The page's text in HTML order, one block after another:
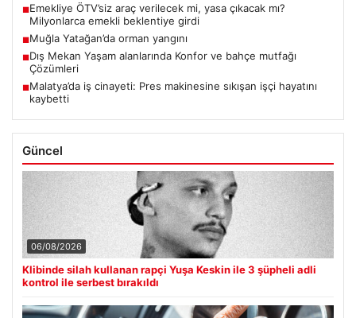
■Emekliye ÖTV’siz araç verilecek mi, yasa çıkacak mı?
Milyonlarca emekli beklentiye girdi
■Muğla Yatağan’da orman yangını
■Dış Mekan Yaşam alanlarında Konfor ve bahçe mutfağı
Çözümleri
■Malatya’da iş cinayeti: Pres makinesine sıkışan işçi hayatını
kaybetti
Güncel
06/08/2026
Klibinde silah kullanan rapçi Yuşa Keskin ile 3 şüpheli adli
kontrol ile serbest bırakıldı